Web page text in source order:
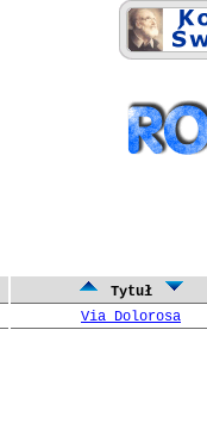
Tytuł
Via Dolorosa